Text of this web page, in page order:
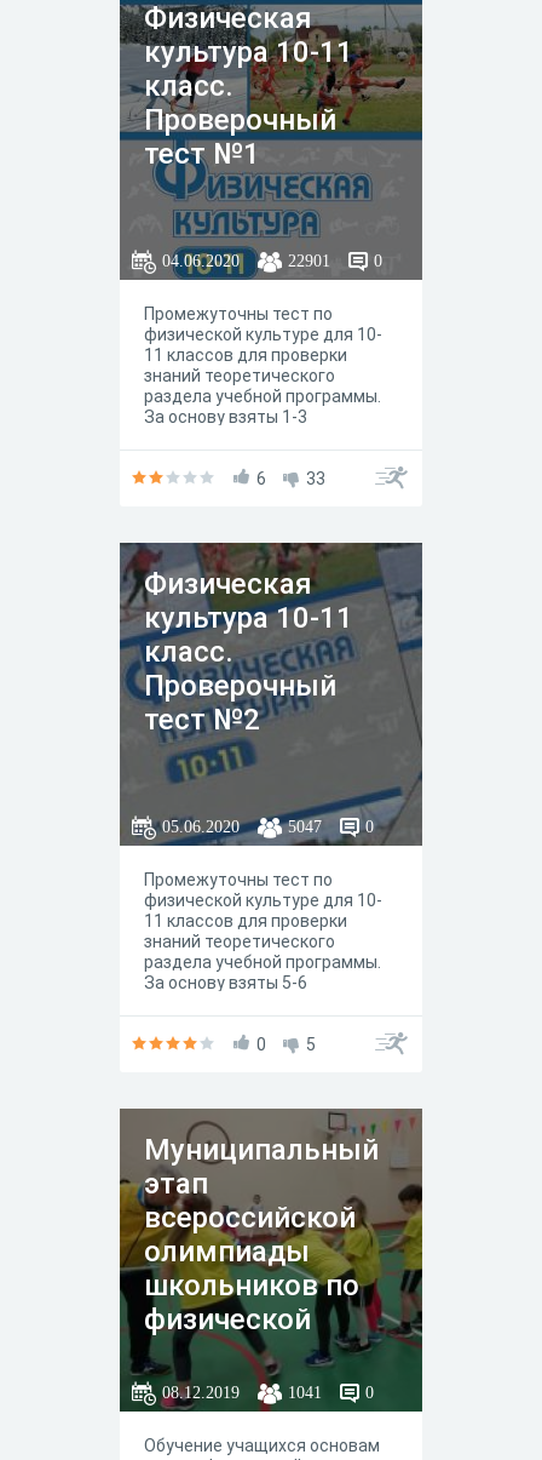
Физическая
культура 10-11
класс.
Проверочный
тест №1
04.06.2020 22901 0
Промежуточны тест по
физической культуре для 10-
11 классов для проверки
знаний теоретического
раздела учебной программы.
За основу взяты 1-3
класс", базовый уровень, М.:
6 33
Физическая
культура 10-11
класс.
Проверочный
тест №2
05.06.2020 5047 0
Промежуточны тест по
физической культуре для 10-
11 классов для проверки
знаний теоретического
раздела учебной программы.
За основу взяты 5-6
класс", базовый уровень, М.:
0 5
Муниципальный
этап
всероссийской
олимпиады
школьников по
физической
культуре 2017-18
учебный год 9-11
классы
08.12.2019 1041 0
Обучение учащихся основам